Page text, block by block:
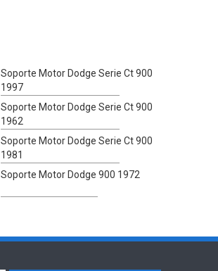
Soporte Motor Dodge Serie Ct 900
1997
Soporte Motor Dodge Serie Ct 900
1962
Soporte Motor Dodge Serie Ct 900
1981
Soporte Motor Dodge 900 1972